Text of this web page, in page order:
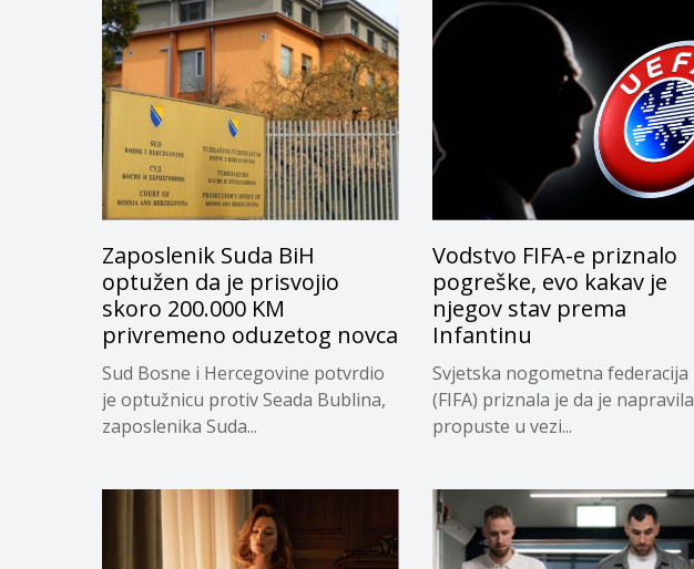
Zaposlenik Suda BiH
optužen da je prisvojio
skoro 200.000 KM
privremeno oduzetog novca
Sud Bosne i Hercegovine potvrdio
je optužnicu protiv Seada Bublina,
zaposlenika Suda...
Vodstvo FIFA-e priznalo
pogreške, evo kakav je
njegov stav prema
Infantinu
Svjetska nogometna federacija
(FIFA) priznala je da je napravila
propuste u vezi...